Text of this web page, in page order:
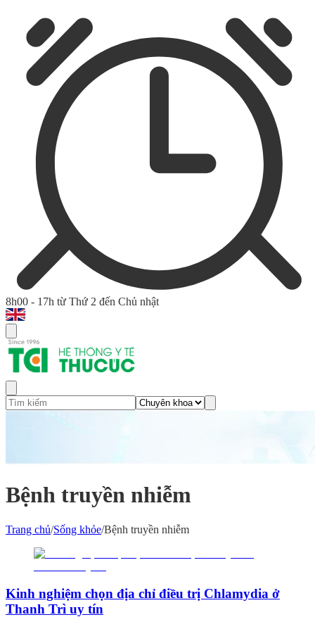
8h00 - 17h từ Thứ 2 đến Chủ nhật
Bệnh truyền nhiễm
Trang chủ/Sống khỏe/Bệnh truyền nhiễm
Kinh nghiệm chọn địa chỉ điều trị Chlamydia ở
Thanh Trì uy tín